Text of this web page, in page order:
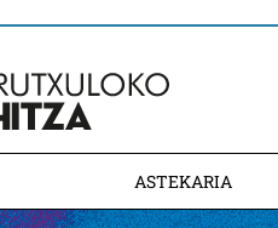
ASTEKARIA